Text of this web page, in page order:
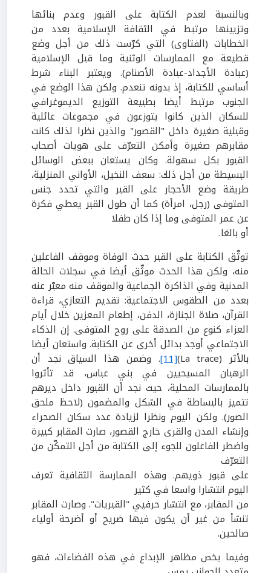
وبالنسبة لعدم الكتابة على القبور وعدم بنائها
وتزيينها مرتبط في الثقافة الإسلامية بعدد من
الخطابات (الفتاوى) التي كرّست ذلك من أجل وضع
قطيعة مع الممارسات الوثنية وما قبل الإسلامية
(عبادة الأجداد-عبادة الأصنام). ويعتبر البناء شرط
أساسي للكتابة، إذ بدونه تنعدم. ولكن هذا الوضع في
الجنوب مرتبط أيضا بطبيعة التوزيع الديموغرافي
للسكان الذين كانوا يتوزعون في مجموعات عائلية
وقبلية صغيرة داخل "القصور" والذين نظرا لذلك كانت
مقابرهم صغيرة وأمكن التعرّف على هويات أصحاب
القبور بكل سهولة. وكان يستعان ببعض الوسائل
البسيطة من أجل ذلك: سعف النخيل، الأواني المنزلية،
طريقة وضع الأحجار على القبر والتي تحدد جنس
المتوفى (رجل، امرأة) كما أن طول القبر يعطي فكرة
عن عمر المتوفى وما إذا كان طفلا
أو بالغا.
توثّق الكتابة على القبر حدث الوفاة وموقف الفاعلين
منه، ولكن هذا الحدث موثّق أيضا في سجلات الحالة
المدنية وفي الذاكرة الجماعية والموقف منه معبّر عنه
بعدد من الطقوس الاجتماعية: تقديم التعازي، قراءة
القرآن، صلاة الجنازة، الدفن، إطعام المعزين خلال أيام
العزاء كنوع من الصدقة على روح المتوفى. إن الذكاء
الاجتماعي أوجد بدائل أخرى عن الكتابة. واستعان أيضا
بالأثر (
La trace
)
[11]
. وضمن هذا السياق نجد أن
الرهبان المسيحيين في بني عباس، قد تأثروا
بالممارسات المحلية، حيث نجد أن القبور داخل ديرهم
تتميز بالبساطة في الشكل والمضمون (لاحظ ملحق
الصور). ولكن اليوم ونظرا لزيادة عدد سكان الصحراء
وإنشاء المدن والقرى خارج القصور، صارت المقابر كبيرة
واضطر الفاعلون للجوء إلى الكتابة من أجل التمكّن من
التعرّف
على قبور ذويهم. وهذه الممارسة الثقافية تعرف
اليوم انتشارا واسعا في كثير
من المقابر، مع انتشار حرفيي "القبريات". وصارت المقابر
تنشأ من غير أن يكون فيها ضريح أو أضرحة أولياء
صالحين.
وفيما يخص مظاهر الإبداع في هذه الفضاءات، فهو